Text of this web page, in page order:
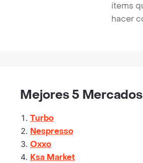
ítems
hacer
Mejores 5
Turbo
Nespresso
Oxxo
Ksa Market